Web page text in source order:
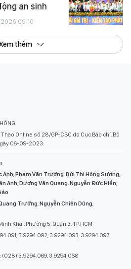
an sinh
09:10
thêm
Online số 28/GP-CBC do Cục Báo chí, Bộ
06-09-2023.
Anh Phạm Văn Trường Bùi Thị Hồng Sương
Anh Dương Văn Quang Nguyễn Đức Hiển
Trưởng Nguyễn Chiến Dũng
Khai, Phường 5, Quận 3, TP.HCM
3.9294.092, 3.9294.093, 3.9294.097,
3.9294.069, 3.9294.068